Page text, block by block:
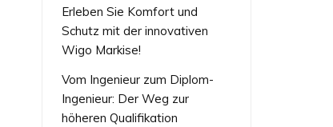
Erleben Sie Komfort und
Schutz mit der innovativen
Wigo Markise!
Vom Ingenieur zum Diplom-
Ingenieur: Der Weg zur
höheren Qualifikation